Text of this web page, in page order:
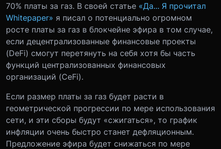
70% платы за газ. В своей статье «Да... Я прочитал
Whitepaper» я писал о потенциально огромном
росте платы за газ в блокчейне эфира в том случае,
если децентрализованные финансовые проекты
(DeFi) смогут перетянуть на себя хотя бы часть
функций централизованных финансовых
организаций (CeFi).
Если размер платы за газ будет расти в
геометрической прогрессии по мере использования
сети, и эти сборы будут «сжигаться», то график
инфляции очень быстро станет дефляционным.
Предложение эфира будет снижаться по мере